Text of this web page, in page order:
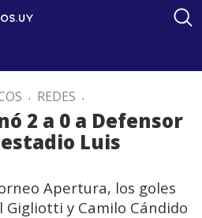
. REDES .
2 a 0 a Defensor
Luis
Apertura, los goles
y Camilo Cándido